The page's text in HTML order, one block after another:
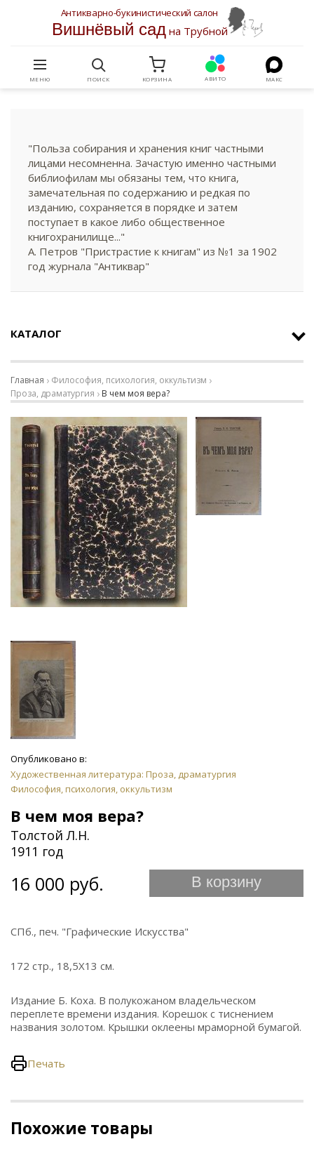
Антикварно-букинистический салон
Вишнёвый садна Трубной
МЕНЮ ПОИСК КОРЗИНА АВИТО МАКС
"Польза собирания и хранения книг частными
лицами несомненна. Зачастую именно частными
библиофилам мы обязаны тем, что книга,
замечательная по содержанию и редкая по
изданию, сохраняется в порядке и затем
поступает в какое либо общественное
книгохранилище..."
А. Петров "Пристрастие к книгам" из №1 за 1902
год журнала "Антиквар"
КАТАЛОГ
Главная
Философия, психология, оккультизм
Проза, драматургия
В чем моя вера?
Опубликовано в:
Художественная литература: Проза, драматургия
Философия, психология, оккультизм
В чем моя вера?
Толстой Л.Н.
1911 год
16 000 руб. В корзину
СПб., печ. "Графические Искусства"
172 стр., 18,5Х13 см.
Издание Б. Коха. В полукожаном владельческом
переплете времени издания. Корешок с тиснением
названия золотом. Крышки оклеены мраморной бумагой.
Печать
Похожие товары